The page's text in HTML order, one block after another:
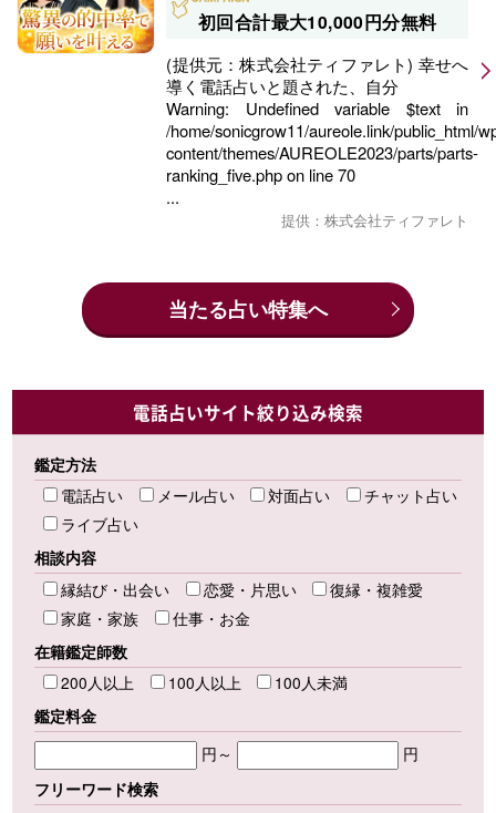
初回合計最大10,000円分無料
(提供元：株式会社ティファレト) 幸せへ
導く電話占いと題された、自分
Warning: Undefined variable $text in
/home/sonicgrow11/aureole.link/public_html/
content/themes/AUREOLE2023/parts/parts-
ranking_five.phpon line70
...
提供：株式会社ティファレト
当たる占い特集へ
電話占いサイト絞り込み検索
鑑定方法
電話占い
メール占い 対面占い
チャット占い
ライブ占い
相談内容
縁結び・出会い
恋愛・片思い
復縁・複雑愛
家庭・家族
仕事・お金
在籍鑑定師数
200人以上
100人以上
100人未満
鑑定料金
円～
円
フリーワード検索